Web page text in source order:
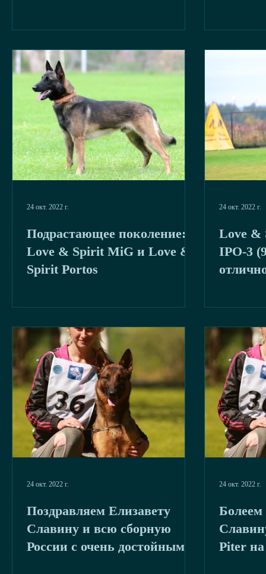
Подрастающее поколение:
Love & Spirit MiG и Love &
Spirit Portos
24 окт. 2022 г.
Love &
IPO-3
24 окт. 2022 г.
Поздравляем Елизавету
Славину и всю сборную
России с очень достойным
24 окт. 2022 г.
Болеем
Piter
24 окт. 2022 г.